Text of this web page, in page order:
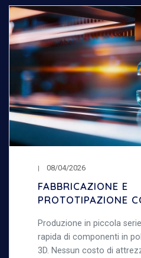
08/04/2026
FABBRICAZIONE E
PROTOTIPAZIONE
Produzione in piccola
rapida di componenti in
3D. Nessun costo di